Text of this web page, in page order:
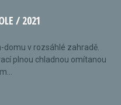
/ 2021
v rozsáhlé zahradě.
plnou chladnou omítanou